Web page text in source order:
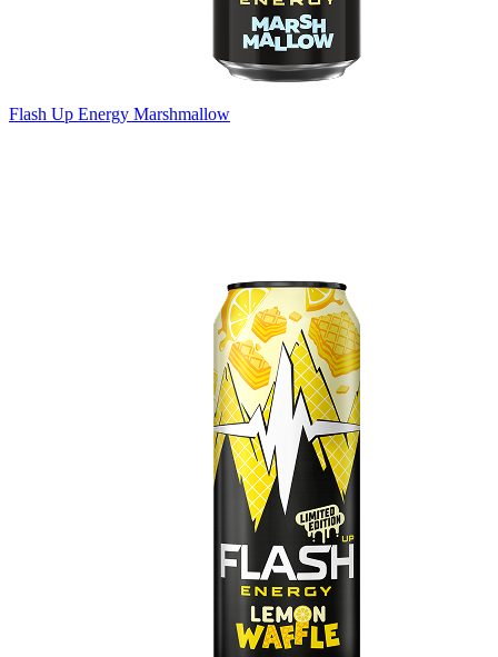
Flash Up Energy Marshmallow